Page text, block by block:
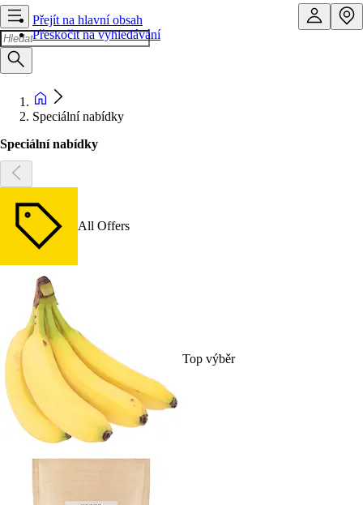
Přejít na hlavní obsah
Přeskočit na vyhledávání
Speciální nabídky
Speciální nabídky
All Offers
Top výběr